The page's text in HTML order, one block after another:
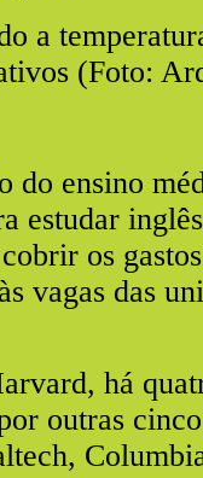
a
(Foto:
do ensino
estudar
os
vagas das
há
outras